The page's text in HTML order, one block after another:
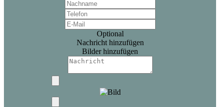
Optional
Nachricht hinzufügen
Bilder hinzufügen